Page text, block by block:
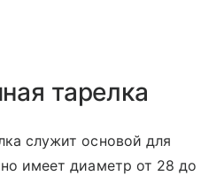
тарелка
служит основой для
имеет диаметр от 28 до